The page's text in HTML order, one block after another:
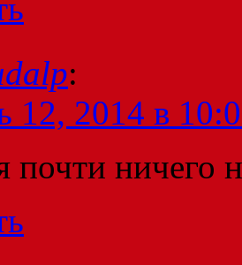
:
12, 2014 в
почти ничего